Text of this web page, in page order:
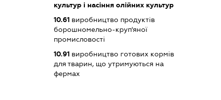
культур і насіння олійних культур
10.61виробництво продуктів
борошномельно-круп'яної
промисловості
10.91виробництво готових кормів
для тварин, що утримуються на
фермах